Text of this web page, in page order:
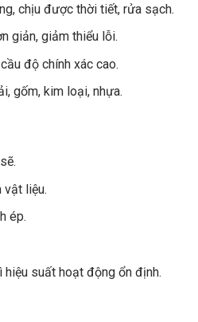
chịu được thời tiết, rửa sạch.
giản, giảm thiểu lỗi.
độ chính xác cao.
gốm, kim loại, nhựa.
vật liệu.
ép.
suất hoạt động ổn định.